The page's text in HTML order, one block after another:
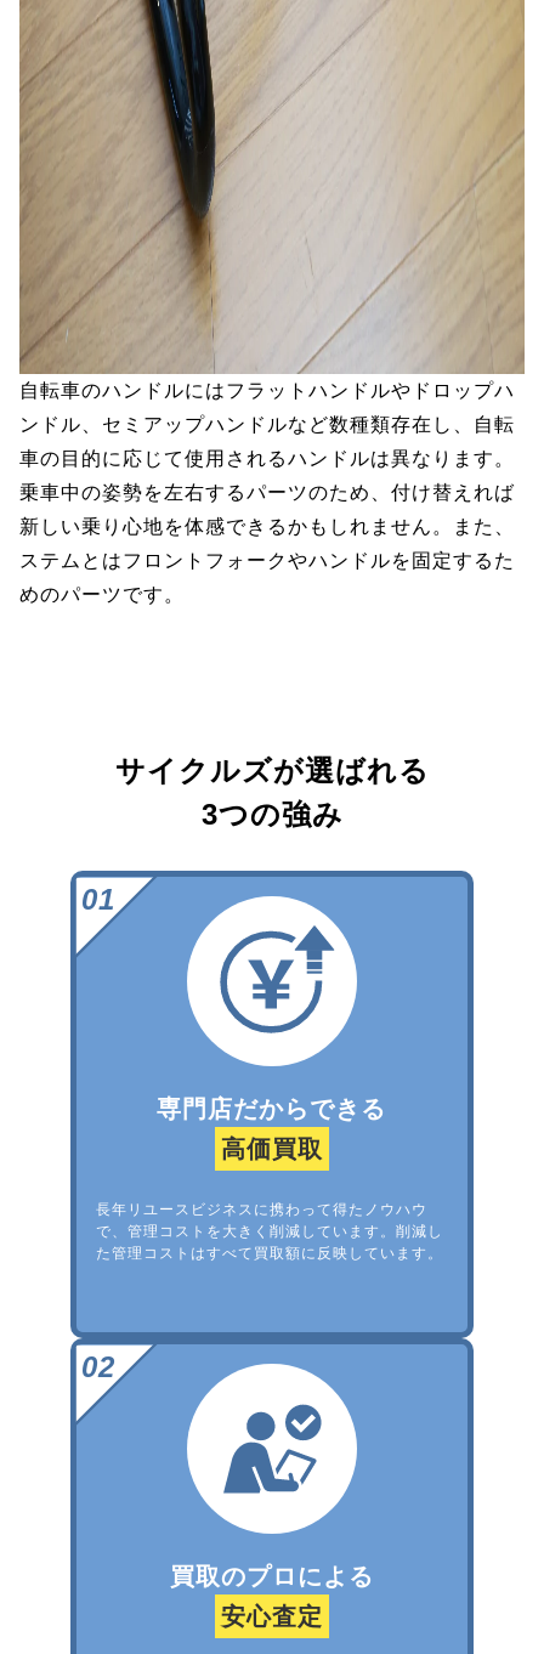
自転車のハンドルにはフラットハンドルやドロップハ
ンドル、セミアップハンドルなど数種類存在し、自転
車の目的に応じて使用されるハンドルは異なります。
乗車中の姿勢を左右するパーツのため、付け替えれば
新しい乗り心地を体感できるかもしれません。また、
ステムとはフロントフォークやハンドルを固定するた
めのパーツです。
サイクルズが選ばれる
3つの強み
専門店だからできる
高価買取
長年リユースビジネスに携わって得たノウハウ
で、管理コストを大きく削減しています。削減し
た管理コストはすべて買取額に反映しています。
買取のプロによる
安心査定